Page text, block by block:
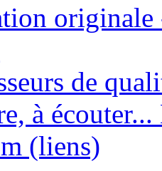
de
à écouter...
(liens)